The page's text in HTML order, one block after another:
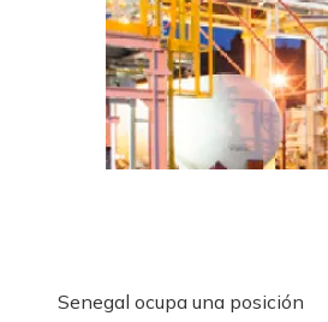
Senegal ocupa una posición